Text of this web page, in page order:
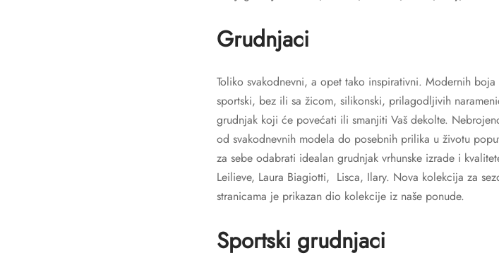
Grudnjaci
Toliko svakodnevni, a opet tako inspirativni. Modernih
sportski, bez ili sa žicom, silikonski, prilagodljivih
grudnjak koji će povećati ili smanjiti Vaš dekolte.
od svakodnevnih modela do posebnih prilika u životu
za sebe odabrati idealan grudnjak vrhunske izrade i
Leilieve, Laura Biagiotti, Lisca, Ilary. Nova kolekcija za
stranicama je prikazan dio kolekcije iz naše ponude.
Sportski grudnjaci